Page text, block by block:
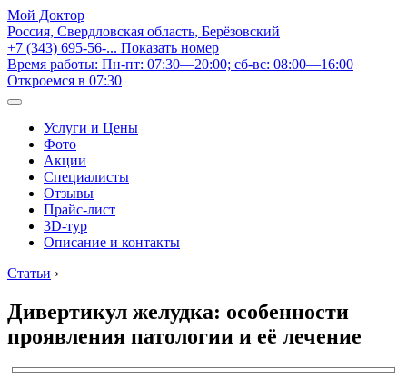
Мой Доктор
Россия, Свердловская область, Берёзовский
+7 (343) 695-56-... Показать номер
Время работы: Пн-пт: 07:30—20:00; сб-вс: 08:00—16:00
Откроемся в 07:30
Услуги и Цены
Фото
Акции
Специалисты
Отзывы
Прайс-лист
3D-тур
Описание и контакты
Статьи ›
Дивертикул желудка: особенности
проявления патологии и её лечение